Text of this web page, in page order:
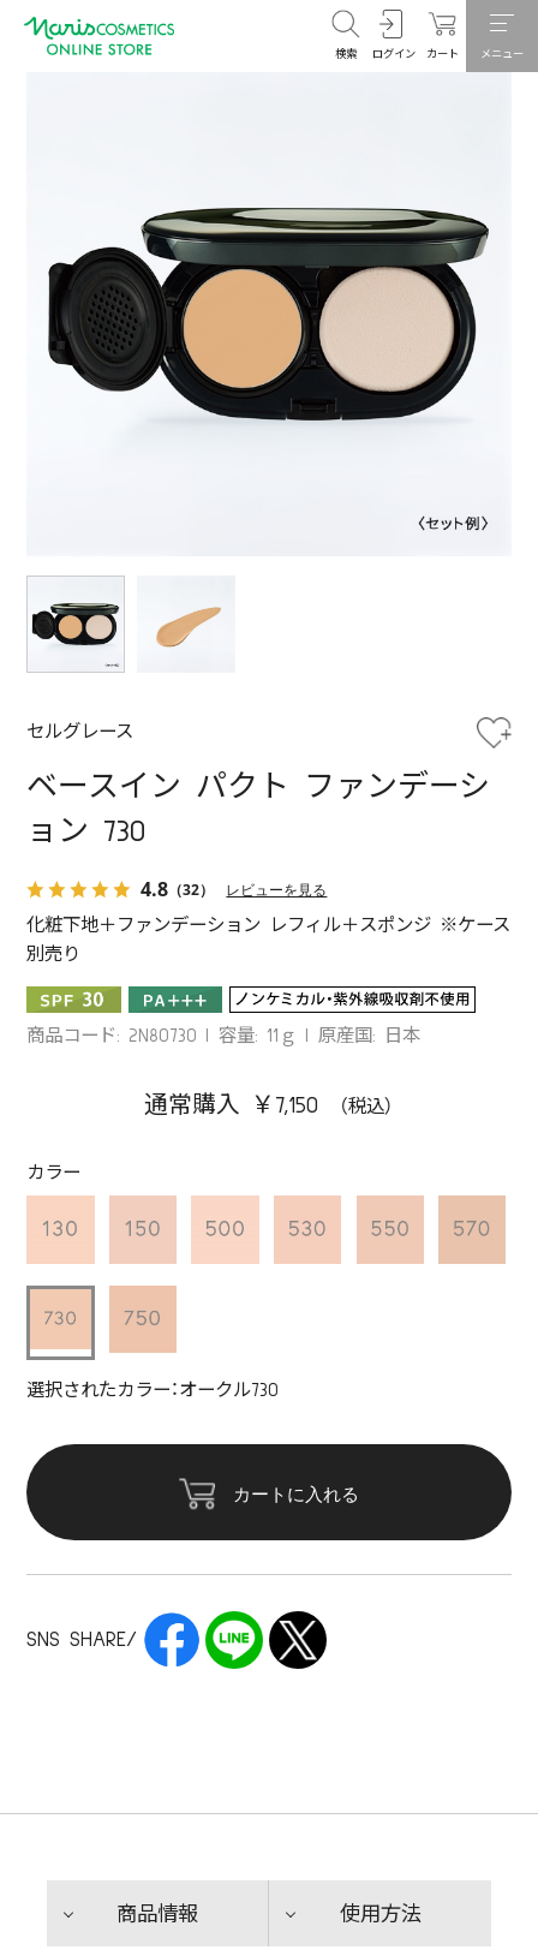
検索 ログイン カート メニュー
セルグレース
ベースイン パクト ファンデーシ
ョン 730
4.8 （32） レビューを見る
化粧下地＋ファンデーション レフィル＋スポンジ ※ケース
別売り
商品コード: 2N80730 容量: 11ｇ 原産国: 日本
通常購入 ￥7,150
カラー
選択されたカラー：オークル730
カートに入れる
SNS SHARE/
商品情報 使用方法